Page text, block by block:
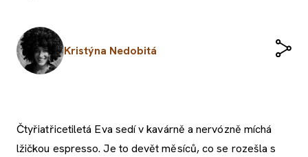
Kristýna Nedobitá
Čtyřiatřicetiletá Eva sedí v kavárně a nervózně míchá
lžičkou espresso. Je to devět měsíců, co se rozešla s